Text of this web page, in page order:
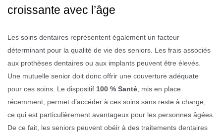
croissante avec l’âge
Les soins dentaires représentent également un facteur
déterminant pour la qualité de vie des seniors. Les frais associés
aux prothèses dentaires ou aux implants peuvent être élevés.
Une mutuelle senior doit donc offrir une couverture adéquate
pour ces soins. Le dispositif 100 % Santé , mis en place
récemment, permet d’accéder à ces soins sans reste à charge,
ce qui est particulièrement avantageux pour les personnes âgées.
De ce fait, les seniors peuvent obéir à des traitements dentaires